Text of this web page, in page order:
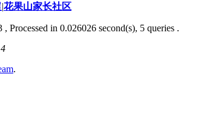
|花果山家长社区
, Processed in 0.026026 second(s), 5 queries .
.